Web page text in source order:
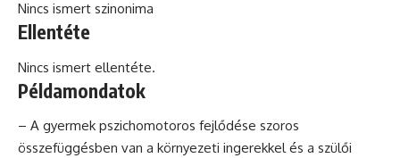
Nincs ismert szinonima
Ellentéte
Nincs ismert ellentéte.
Példamondatok
– A gyermek pszichomotoros fejlődése szoros
összefüggésben van a környezeti ingerekkel és a szülői